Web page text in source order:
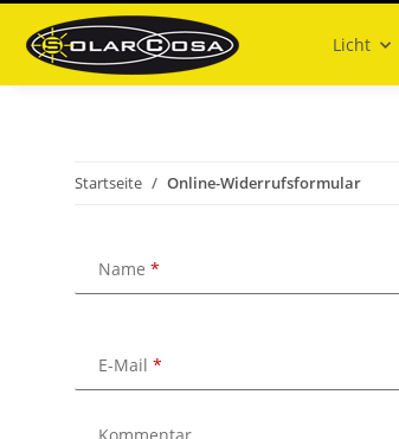
Licht
Startseite Online-Widerrufsformular
Name
E-Mail
Kommentar